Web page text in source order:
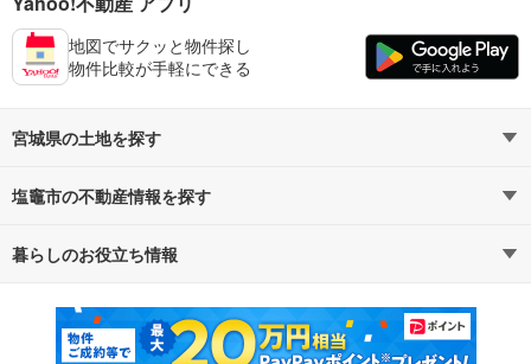
地図でサクッと物件探し
物件比較が手軽にできる
宮城県の土地を探す
路線・駅から探す
通勤・通学時間から探す
塩竈市の不動産情報を探す
不動産・住宅
新築マンション 中古マンション
暮らしのお役立ち情報
マンションカタログ 教えて！住まいの先生